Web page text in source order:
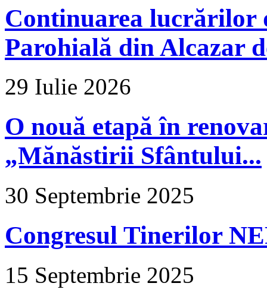
Continuarea lucrărilor
Parohială din Alcazar
29 Iulie 2026
O nouă etapă în
„Mănăstirii Sfântului...
30 Septembrie 2025
Congresul Tinerilor
15 Septembrie 2025